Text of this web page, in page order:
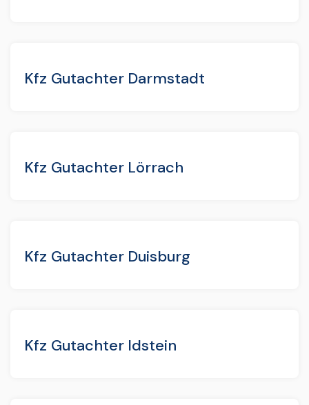
Kfz Gutachter Darmstadt
Kfz Gutachter Lörrach
Kfz Gutachter Duisburg
Kfz Gutachter Idstein